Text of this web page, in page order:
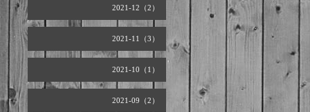
2021-12（2）
2021-11（3）
2021-10（1）
2021-09（2）